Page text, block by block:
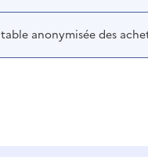
table anonymisée des